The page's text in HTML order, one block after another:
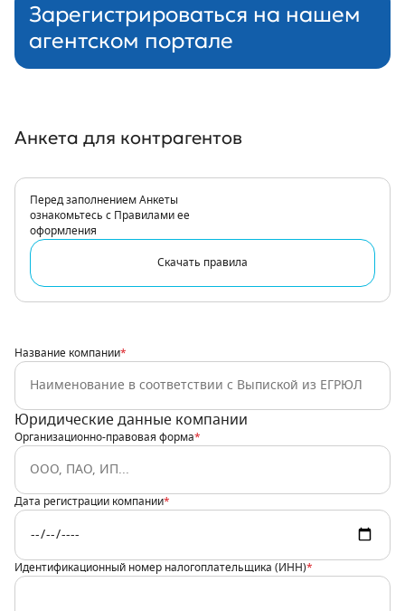
Зарегистрироваться на нашем
агентском портале
Анкета для контрагентов
Перед заполнением Анкеты
ознакомьтесь с Правилами ее
оформления
Скачать правила
Название компании*
Юридические данные компании
Организационно-правовая форма*
Дата регистрации компании*
Идентификационный номер налогоплательщика (ИНН)*